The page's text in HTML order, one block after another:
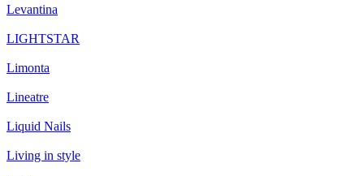
Levantina
LIGHTSTAR
Limonta
Lineatre
Liquid Nails
Living in style